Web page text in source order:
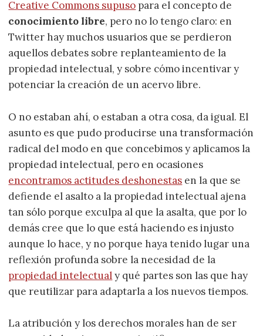
Creative Commons supuso para el concepto de
conocimiento libre, pero no lo tengo claro: en
Twitter hay muchos usuarios que se perdieron
aquellos debates sobre replanteamiento de la
propiedad intelectual, y sobre cómo incentivar y
potenciar la creación de un acervo libre.
O no estaban ahí, o estaban a otra cosa, da igual. El
asunto es que pudo producirse una transformación
radical del modo en que concebimos y aplicamos la
propiedad intelectual, pero en ocasiones
encontramos actitudes deshonestas en la que se
defiende el asalto a la propiedad intelectual ajena
tan sólo porque exculpa al que la asalta, que por lo
demás cree que lo que está haciendo es injusto
aunque lo hace, y no porque haya tenido lugar una
reflexión profunda sobre la necesidad de la
propiedad intelectualy qué partes son las que hay
que reutilizar para adaptarla a los nuevos tiempos.
La atribución y los derechos morales han de ser